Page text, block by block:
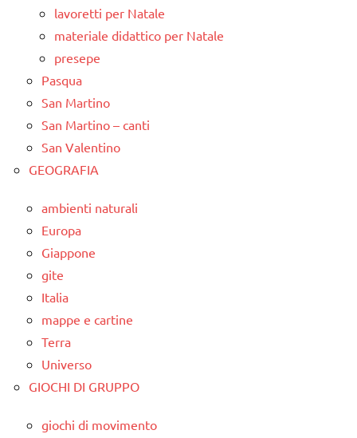
lavoretti per Natale
materiale didattico per Natale
presepe
Pasqua
San Martino
San Martino – canti
San Valentino
GEOGRAFIA
ambienti naturali
Europa
Giappone
gite
Italia
mappe e cartine
Terra
Universo
GIOCHI DI GRUPPO
giochi di movimento